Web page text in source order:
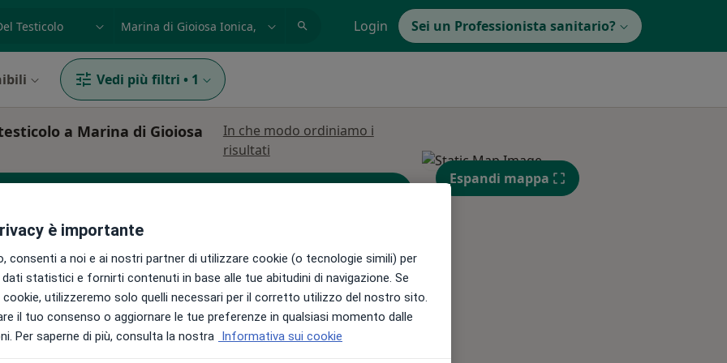
Login Sei un Professionista sanitario?
Vedi più filtri • 1
a Marina di Gioiosa
In che modo ordiniamo i
risultati
Proctologo
Espandi mappa
è importante
consenti a noi e ai nostri partner di utilizzare cookie (o tecnologie simili) per
statistici e fornirti contenuti in base alle tue abitudini di navigazione. Se
utilizzeremo solo quelli necessari per il corretto utilizzo del nostro sito.
il tuo consenso o aggiornare le tue preferenze in qualsiasi momento dalle
Per saperne di più, consulta la nostra Informativa sui cookie